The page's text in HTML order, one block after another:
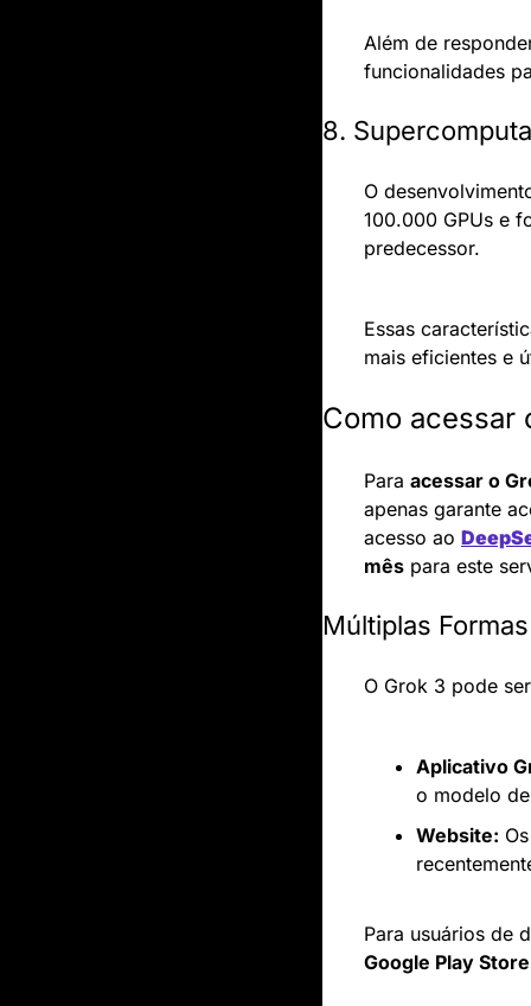
Além de
funcionalidades
8.
O
100.000 GPUs e
predecessor.
Essas
mais eficientes e
Como acessar
Para acessar o
apenas garante
acesso ao
mês para este
Múltiplas
O Grok 3 pode
Aplicativo
o modelo
Website:
Para usuários de
Google Play Store